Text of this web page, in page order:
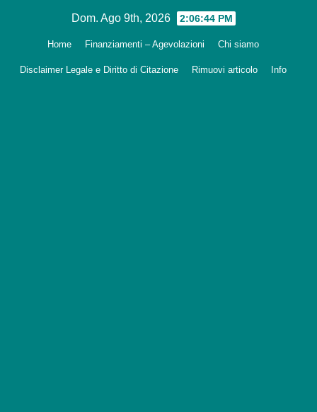
Dom. Ago 9th, 2026 2:06:45 PM
Home Finanziamenti – Agevolazioni Chi siamo
Disclaimer Legale e Diritto di Citazione Rimuovi articolo Info